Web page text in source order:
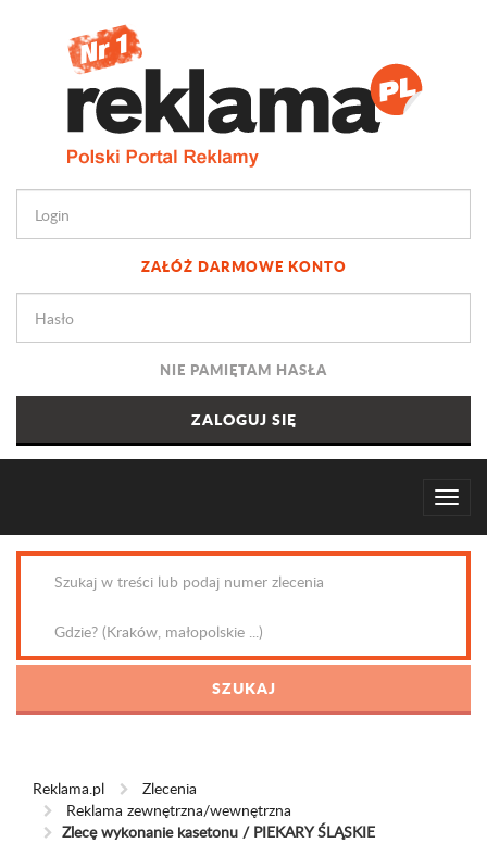
ZAŁÓŻ DARMOWE KONTO
NIE PAMIĘTAM HASŁA
Reklama.pl
Zlecenia
Reklama zewnętrzna/wewnętrzna
Zlecę wykonanie kasetonu / PIEKARY ŚLĄSKIE